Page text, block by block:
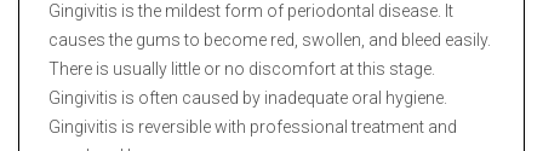
Gingivitis is the mildest form of periodontal disease. It
causes the gums to become red, swollen, and bleed easily.
There is usually little or no discomfort at this stage.
Gingivitis is often caused by inadequate oral hygiene.
Gingivitis is reversible with professional treatment and